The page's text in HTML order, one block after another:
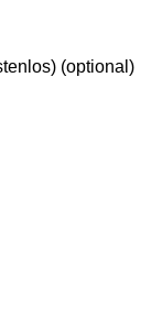
(optional)